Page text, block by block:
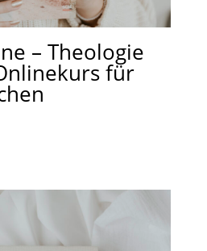
– Theologie
für